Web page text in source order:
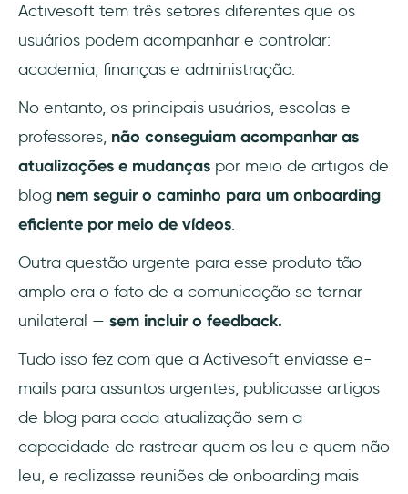
Activesoft tem três setores diferentes que os
usuários podem acompanhar e controlar:
academia, finanças e administração.
No entanto, os principais usuários, escolas e
professores, não conseguiam acompanhar as
atualizações e mudanças por meio de artigos de
blog nem seguir o caminho para um onboarding
eficiente por meio de vídeos.
Outra questão urgente para esse produto tão
amplo era o fato de a comunicação se tornar
unilateral — sem incluir o feedback.
Tudo isso fez com que a Activesoft enviasse e-
mails para assuntos urgentes, publicasse artigos
de blog para cada atualização sem a
capacidade de rastrear quem os leu e quem não
leu, e realizasse reuniões de onboarding mais